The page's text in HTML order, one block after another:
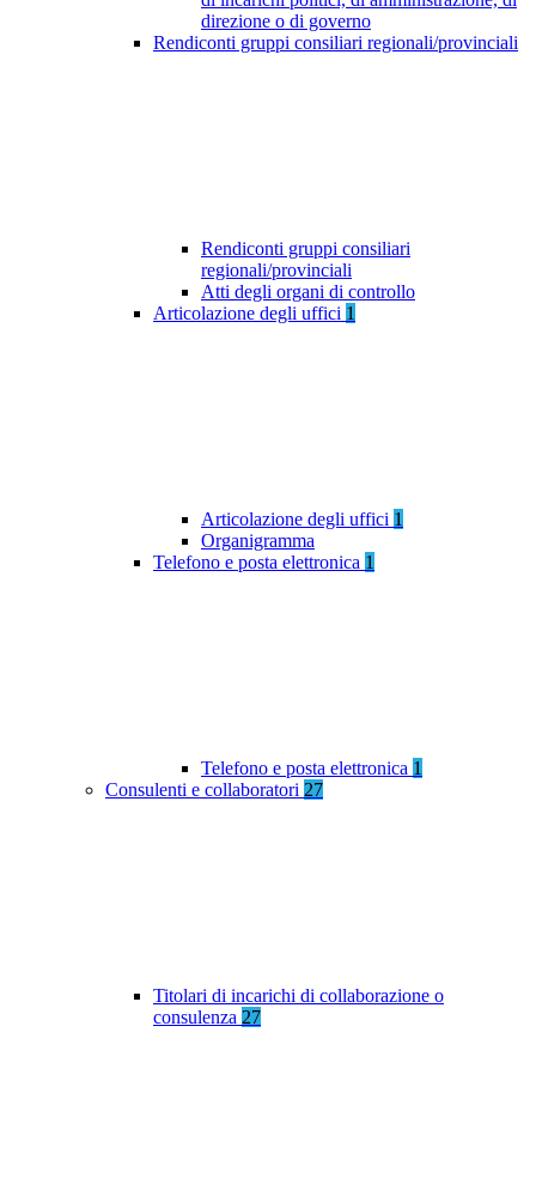
direzione o di governo
Rendiconti gruppi consiliari regionali/provinciali
Rendiconti gruppi consiliari
regionali/provinciali
Atti degli organi di controllo
Articolazione degli uffici 1
Articolazione degli uffici 1
Organigramma
Telefono e posta elettronica 1
Telefono e posta elettronica 1
Consulenti e collaboratori 27
Titolari di incarichi di collaborazione o
consulenza 27